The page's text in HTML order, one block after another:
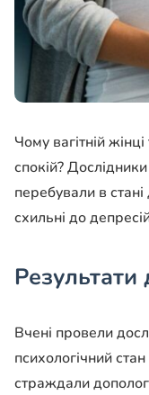
Чому вагітній
спокій?
перебували в стані
схильні до
Вчені провели
психологічний
страждали